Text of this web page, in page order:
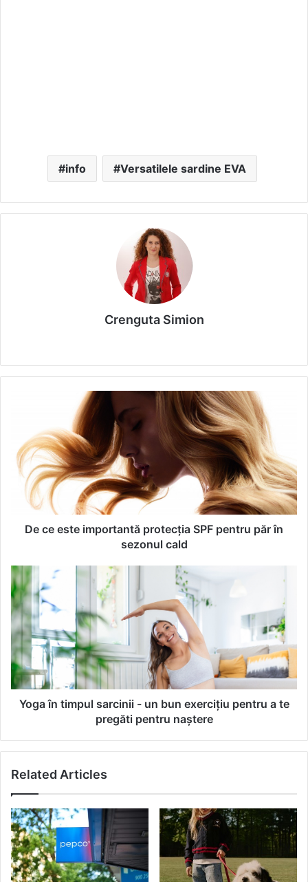
info Versatilele sardine EVA
Crenguta Simion
te
r
t
a
n
t
ă
p
r
o
ț
a
F
p
e
n
t
De ce este importantă protecția SPF pentru păr în
sezonul cald
Y
o
g
a
î
n
t
i
m
r
n
i
i
-
u
Yoga în timpul sarcinii - un bun exercițiu pentru a te
pregăti pentru naștere
Related Articles